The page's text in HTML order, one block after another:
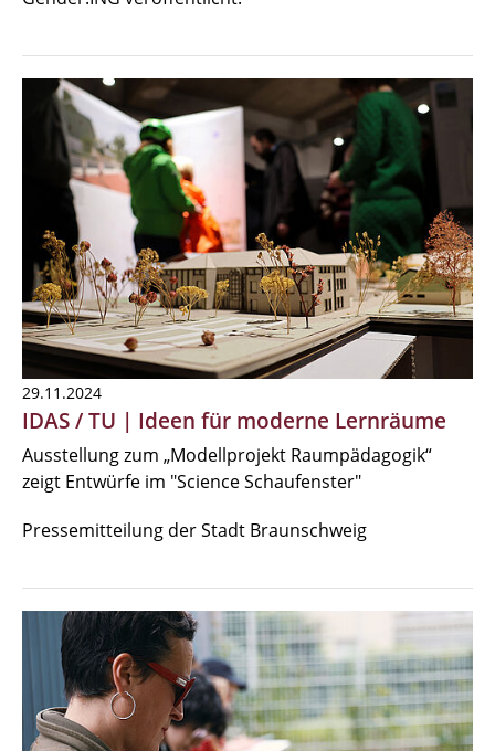
29.11.2024
IDAS / TU | Ideen für moderne Lernräume
Ausstellung zum „Modellprojekt Raumpädagogik“
zeigt Entwürfe im "Science Schaufenster"
Pressemitteilung der Stadt Braunschweig